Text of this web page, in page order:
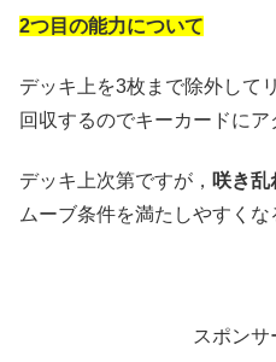
2つ目の能力について
デッキ上を3枚まで除外して
回収するのでキーカードにア
デッキ上次第ですが， 咲き
ムーブ条件を満たしやすくな
スポンサ